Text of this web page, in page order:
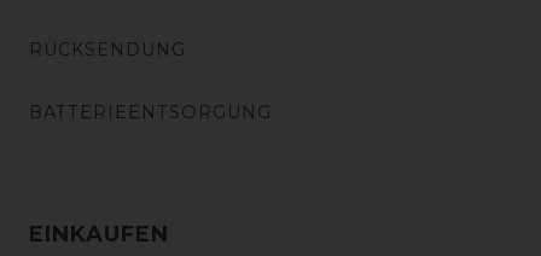
RÜCKSENDUNG
BATTERIEENTSORGUNG
EINKAUFEN